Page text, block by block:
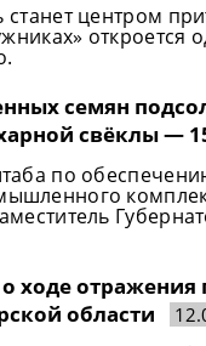
центром
семян
свёклы —
по
ходе
области